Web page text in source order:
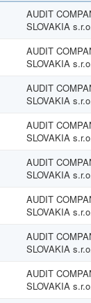
AUDIT
SLOVAKIA
AUDIT
SLOVAKIA
AUDIT
SLOVAKIA
AUDIT
SLOVAKIA
AUDIT
SLOVAKIA
AUDIT
SLOVAKIA
AUDIT
SLOVAKIA
AUDIT
SLOVAKIA